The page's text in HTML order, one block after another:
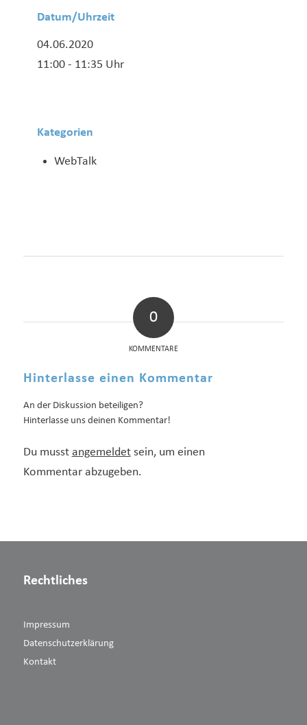
Datum/Uhrzeit
04.06.2020
11:00 - 11:35 Uhr
Kategorien
WebTalk
0
KOMMENTARE
Hinterlasse einen Kommentar
An der Diskussion beteiligen?
Hinterlasse uns deinen Kommentar!
Du musst angemeldetsein, um einen
Kommentar abzugeben.
Rechtliches
Impressum
Datenschutzerklärung
Kontakt